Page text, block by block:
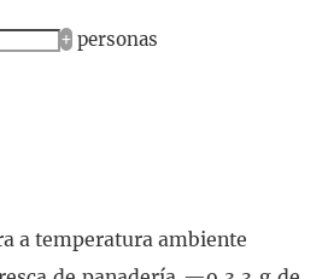
+ personas
a temperatura ambiente